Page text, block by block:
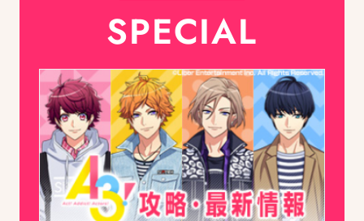
SPECIAL